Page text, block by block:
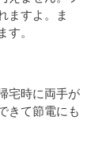
ますよ。ま
す。
宅時に両手が
きて節電にも